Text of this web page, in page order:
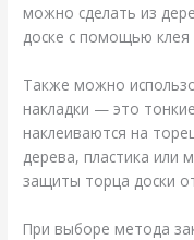
можно сделать из
доске с помощью клея
Также можно
накладки — это
наклеиваются на
дерева, пластика или
защиты торца доски
При выборе метода